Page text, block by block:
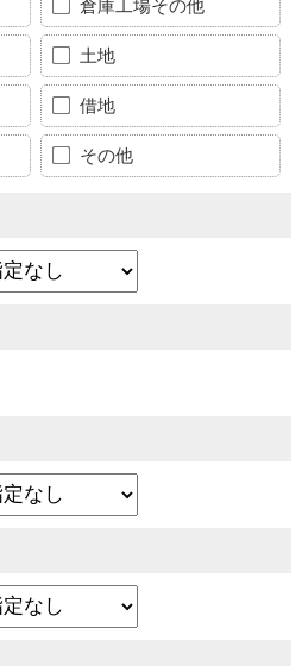
倉庫工場その他
土地
借地
その他